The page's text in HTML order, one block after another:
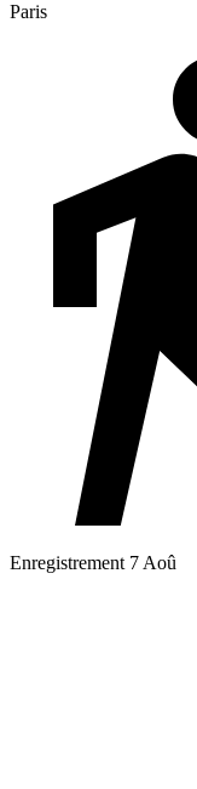
Paris
Enregistrement 7 Aoû